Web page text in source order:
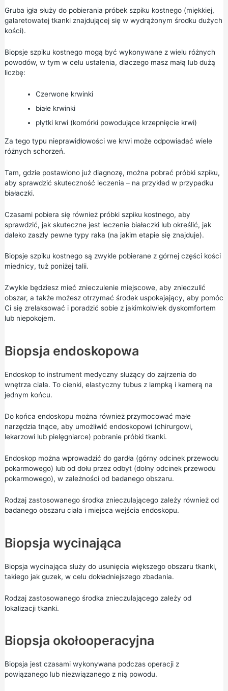
Gruba igła służy do pobierania próbek szpiku kostnego (miękkiej,
galaretowatej tkanki znajdującej się w wydrążonym środku dużych
kości).
Biopsje szpiku kostnego mogą być wykonywane z wielu różnych
powodów, w tym w celu ustalenia, dlaczego masz małą lub dużą
liczbę:
Czerwone krwinki
białe krwinki
płytki krwi (komórki powodujące krzepnięcie krwi)
Za tego typu nieprawidłowości we krwi może odpowiadać wiele
różnych schorzeń.
Tam, gdzie postawiono już diagnozę, można pobrać próbki szpiku,
aby sprawdzić skuteczność leczenia – na przykład w przypadku
białaczki.
Czasami pobiera się również próbki szpiku kostnego, aby
sprawdzić, jak skuteczne jest leczenie białaczki lub określić, jak
daleko zaszły pewne typy raka (na jakim etapie się znajduje).
Biopsje szpiku kostnego są zwykle pobierane z górnej części kości
miednicy, tuż poniżej talii.
Zwykle będziesz mieć znieczulenie miejscowe, aby znieczulić
obszar, a także możesz otrzymać środek uspokajający, aby pomóc
Ci się zrelaksować i poradzić sobie z jakimkolwiek dyskomfortem
lub niepokojem.
Biopsja endoskopowa
Endoskop to instrument medyczny służący do zajrzenia do
wnętrza ciała. To cienki, elastyczny tubus z lampką i kamerą na
jednym końcu.
Do końca endoskopu można również przymocować małe
narzędzia tnące, aby umożliwić endoskopowi (chirurgowi,
lekarzowi lub pielęgniarce) pobranie próbki tkanki.
Endoskop można wprowadzić do gardła (górny odcinek przewodu
pokarmowego) lub od dołu przez odbyt (dolny odcinek przewodu
pokarmowego), w zależności od badanego obszaru.
Rodzaj zastosowanego środka znieczulającego zależy również od
badanego obszaru ciała i miejsca wejścia endoskopu.
Biopsja wycinająca
Biopsja wycinająca służy do usunięcia większego obszaru tkanki,
takiego jak guzek, w celu dokładniejszego zbadania.
Rodzaj zastosowanego środka znieczulającego zależy od
lokalizacji tkanki.
Biopsja okołooperacyjna
Biopsja jest czasami wykonywana podczas operacji z
powiązanego lub niezwiązanego z nią powodu.